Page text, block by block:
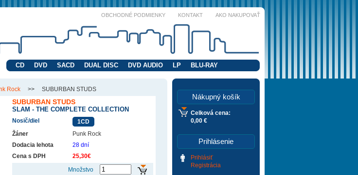
OBCHODNÉ PODMIENKY KONTAKT AKO NAKUPOVAŤ
CD DVD SACD DUAL DISC DVD AUDIO LP BLU-RAY
Rock >> SUBURBAN STUDS
SUBURBAN STUDS
SLAM - THE COMPLETE COLLECTION
Nosič/diel
1CD
Žáner
Punk Rock
Dodacia lehota
28 dní
Cena s DPH
25,30€
Množstvo
Nákupný košík
Celková cena:
0,00 €
Prihlásenie
Prihlásiť
Registrácia